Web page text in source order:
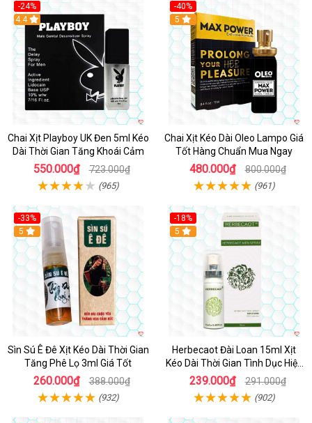
-24%
Hot
4.4
Chai Xịt Playboy UK Đen 5ml Kéo
Dài Thời Gian Tăng Khoái Cảm
550.000₫ 723.000₫
(965)
-40%
5
Chai Xịt Kéo Dài Oleo Lampo Giá
Tốt Hàng Chuẩn Mua Ngay
480.000₫ 800.000₫
(961)
-33%
5
Sìn Sú Ê Đê Xịt Kéo Dài Thời Gian
Tăng Phê Lọ 3ml Giá Tốt
260.000₫ 388.000₫
(932)
-18%
5
Herbecaot Đài Loan 15ml Xịt
Kéo Dài Thời Gian Tình Dục Hiệu
Quả
239.000₫ 291.000₫
(902)